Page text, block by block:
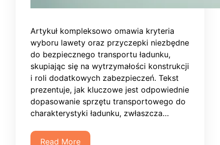
Artykuł kompleksowo omawia kryteria
wyboru lawety oraz przyczepki niezbędne
do bezpiecznego transportu ładunku,
skupiając się na wytrzymałości konstrukcji
i roli dodatkowych zabezpieczeń. Tekst
prezentuje, jak kluczowe jest odpowiednie
dopasowanie sprzętu transportowego do
charakterystyki ładunku, zwłaszcza…
Read More